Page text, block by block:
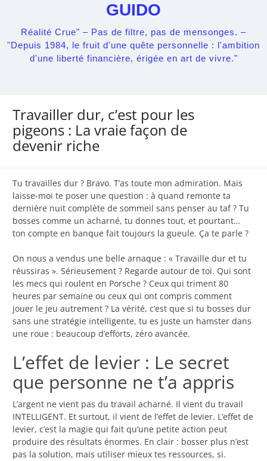
GUIDO
Réalité Crue" – Pas de filtre, pas de mensonges. –
"Depuis 1984, le fruit d'une quête personnelle : l'ambition
d'une liberté financière, érigée en art de vivre."
Travailler dur, c’est pour les
pigeons : La vraie façon de
devenir riche
Tu travailles dur ? Bravo. T’as toute mon admiration. Mais
laisse-moi te poser une question : à quand remonte ta
dernière nuit complète de sommeil sans penser au taf ? Tu
bosses comme un acharné, tu donnes tout, et pourtant…
ton compte en banque fait toujours la gueule. Ça te parle ?
On nous a vendus une belle arnaque : « Travaille dur et tu
réussiras ». Sérieusement ? Regarde autour de toi. Qui sont
les mecs qui roulent en Porsche ? Ceux qui triment 80
heures par semaine ou ceux qui ont compris comment
jouer le jeu autrement ? La vérité, c’est que si tu bosses dur
sans une stratégie intelligente, tu es juste un hamster dans
une roue : beaucoup d’efforts, zéro avancée.
L’effet de levier : Le secret
que personne ne t’a appris
L’argent ne vient pas du travail acharné. Il vient du travail
INTELLIGENT. Et surtout, il vient de l’effet de levier. L’effet de
levier, c’est la magie qui fait qu’une petite action peut
produire des résultats énormes. En clair : bosser plus n’est
pas la solution, mais utiliser mieux tes ressources, si.